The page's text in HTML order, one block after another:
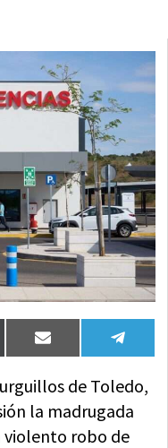
Compartir
en
Email
en
de Toledo,
la madrugada
violento robo de